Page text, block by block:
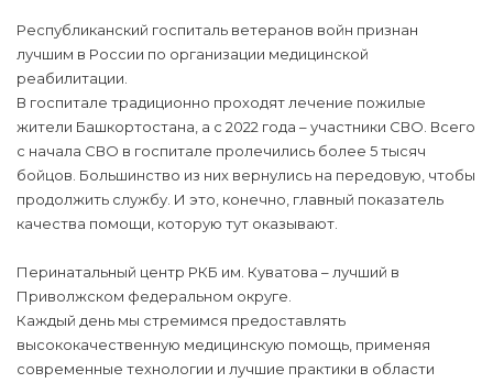
Республиканский госпиталь ветеранов войн признан
лучшим в России по организации медицинской
реабилитации.
В госпитале традиционно проходят лечение пожилые
жители Башкортостана, а с 2022 года – участники СВО. Всего
с начала СВО в госпитале пролечились более 5 тысяч
бойцов. Большинство из них вернулись на передовую, чтобы
продолжить службу. И это, конечно, главный показатель
качества помощи, которую тут оказывают.
Перинатальный центр РКБ им. Куватова – лучший в
Приволжском федеральном округе.
Каждый день мы стремимся предоставлять
высококачественную медицинскую помощь, применяя
современные технологии и лучшие практики в области